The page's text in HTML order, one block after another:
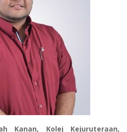
Kanan, Kolej Kejuruteraan,